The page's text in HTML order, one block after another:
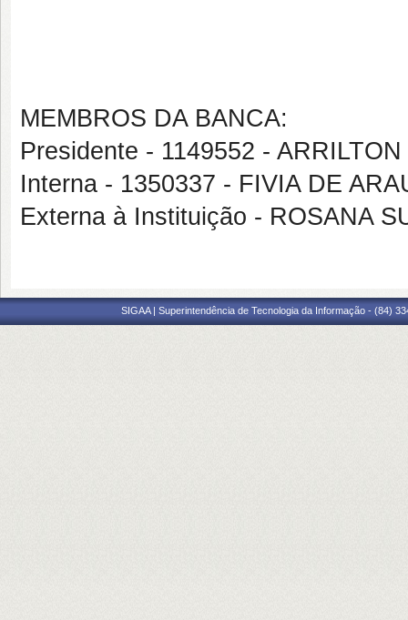
MEMBROS DA BANCA:
Presidente - 1149552 -
Interna - 1350337 - FIVIA DE
Externa à Instituição - ROSANA
SIGAA | Superintendência de Tecnologia da Informação - (84)